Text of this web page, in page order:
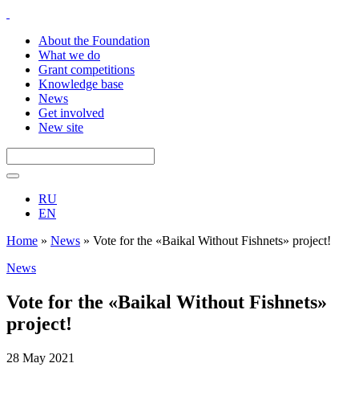
About the Foundation
What we do
Grant competitions
Knowledge base
News
Get involved
New site
RU
EN
Home » News » Vote for the «Baikal Without Fishnets» project!
News
Vote for the «Baikal Without Fishnets»
project!
28 May 2021